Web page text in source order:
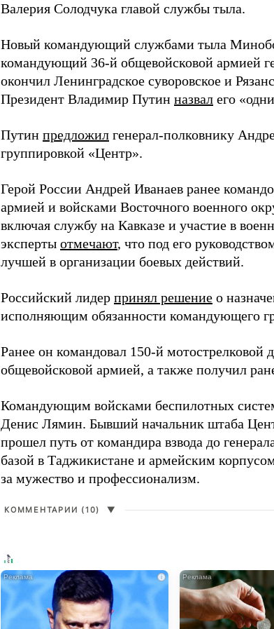
Валерия Солодчука главой службы тыла.
Новый командующий службами тыла
командующий 36-й общевойсковой армией
окончил Ленинградское суворовское и
Президент Владимир Путин назвал его
Путин предложил генерал-полковнику
группировкой «Центр».
Герой России Андрей Иванаев ранее
армией и войсками Восточного военного
включая службу на Кавказе и участие в
эксперты отмечают, что под его
лучшей в организации боевых действий.
Российский лидер принял решение о
исполняющим обязанности командующего
Ранее он командовал 150-й мотострелковой
общевойсковой армией, а также получил
Командующим войсками беспилотных
Денис Лямин. Бывший начальник штаба
прошел путь от командира взвода до
базой в Таджикистане и армейским
за мужество и профессионализм.
КОММЕНТАРИИ (10) ▼
i